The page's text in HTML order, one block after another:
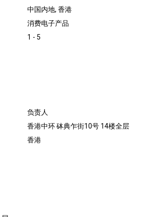
中国内地, 香港
消费电子产品
1 - 5
负责人
香港中环 砵典乍街10号 14楼全层
香港